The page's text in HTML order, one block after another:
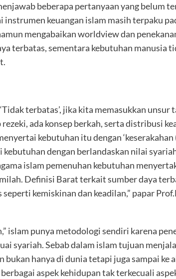
beberapa pertanyaan yang belum
keuangan islam masih terpaku
mengabaikan worldview dan
terbatas, sementara kebutuhan manusia
terbatas’, jika kita memasukkan unsur
ada konsep berkah, serta distribusi
kebutuhan itu dengan ‘keserakahan
dengan berlandaskan nilai
islam pemenuhan kebutuhan
Definisi Barat terkait sumber daya
kemiskinan dan keadilan,” papar
islam punya metodologi sendiri karena
syariah. Sebab dalam islam tujuan
hanya di dunia tetapi juga sampai ke
aspek kehidupan tak terkecuali